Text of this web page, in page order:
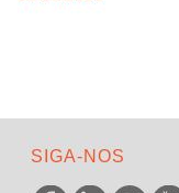
SIGA-NOS